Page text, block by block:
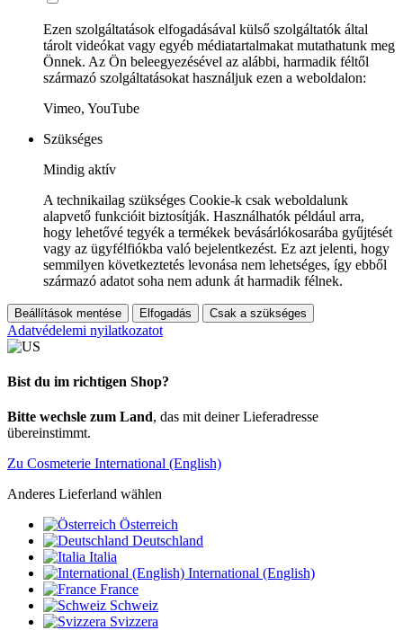
Ezen szolgáltatások elfogadásával külső szolgáltatók által
tárolt videókat vagy egyéb médiatartalmakat mutathatunk meg
Önnek. Az Ön beleegyezésével az alábbi, harmadik féltől
származó szolgáltatásokat használjuk ezen a weboldalon:
Vimeo, YouTube
Szükséges
Mindig aktív
A technikailag szükséges Cookie-k csak weboldalunk
alapvető funkcióit biztosítják. Használhatók például arra,
hogy lehetővé tegyék a termékek bevásárlókosarába gyűjtését
vagy az ügyfélfiókba való bejelentkezést. Ez azt jelenti, hogy
semmilyen következtetés levonása nem lehetséges, így ebből
származó adatot soha nem adunk át harmadik félnek.
Beállítások mentése Elfogadás Csak a szükséges
Adatvédelemi nyilatkozatot
Bist du im richtigen Shop?
Bitte wechsle zum Land, das mit deiner Lieferadresse
übereinstimmt.
Zu Cosmeterie International (English)
Anderes Lieferland wählen
Österreich
Deutschland
Italia
International (English)
France
Schweiz
Svizzera